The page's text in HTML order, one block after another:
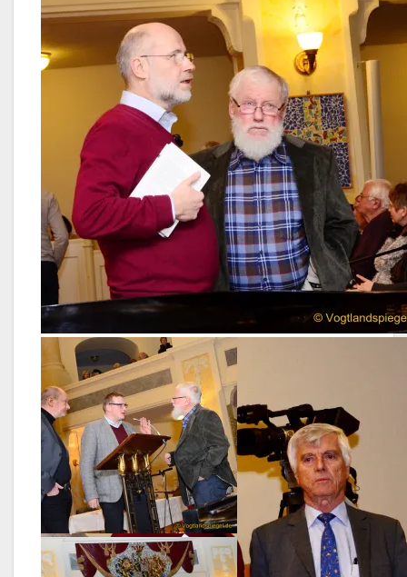
Harald Lesch (l.) und Harald Seidel kurz vor der
Veranstaltung.
Harald Seidel (r.) im
Gespräch mit Pfarrer